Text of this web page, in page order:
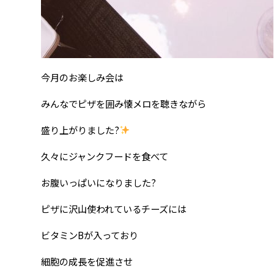
今月のお楽しみ会は
みんなでピザを囲み懐メロを聴きながら
盛り上がりました?
久々にジャンクフードを食べて
お腹いっぱいになりました?
ピザに沢山使われているチーズには
ビタミンBが入っており
細胞の成長を促進させ